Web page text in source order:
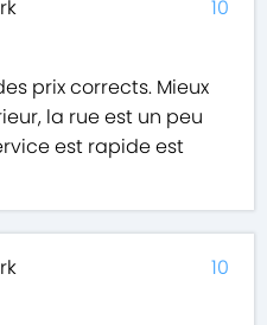
prix corrects. Mieux
la rue est un peu
est rapide est
10
10